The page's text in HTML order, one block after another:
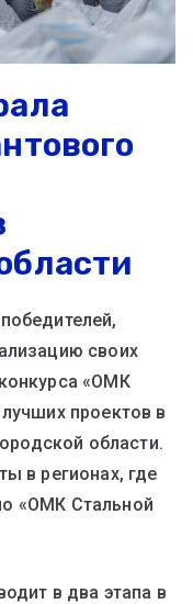
своих
«ОМК
проектов в
области.
в регионах, где
«ОМК Стальной
в два этапа в